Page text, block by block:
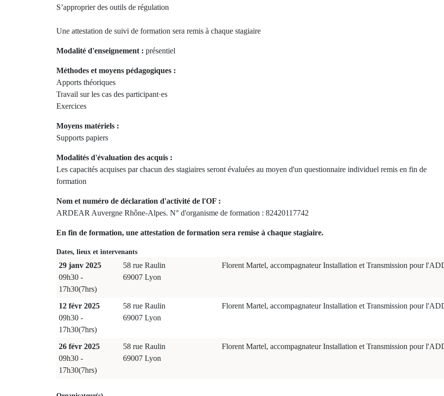
S’approprier des outils de régulation
Une attestation de suivi de formation sera remis à chaque stagiaire
Modalité d'enseignement : présentiel
Méthodes et moyens pédagogiques :
Apports théoriques
Travail sur les cas des participant·es
Exercices
Moyens matériels :
Supports papiers
Modalités d'évaluation des acquis :
Les capacités acquises par chacun des stagiaires seront évaluées au moyen d'un questionnaire individuel remis en fin de
formation
Nom et numéro de déclaration d'activité de l'OF :
ARDEAR Auvergne Rhône-Alpes. N° d'organisme de formation : 82420117742
En fin de formation, une attestation de formation sera remise à chaque stagiaire.
Dates, lieux et intervenants
29 janv 2025
09h30 -
17h30(7hrs)
58 rue Raulin
69007 Lyon
Florent Martel, accompagnateur Installation et Transmission pour
12 févr 2025
09h30 -
17h30(7hrs)
58 rue Raulin
69007 Lyon
Florent Martel, accompagnateur Installation et Transmission pour
26 févr 2025
09h30 -
17h30(7hrs)
58 rue Raulin
69007 Lyon
Florent Martel, accompagnateur Installation et Transmission pour